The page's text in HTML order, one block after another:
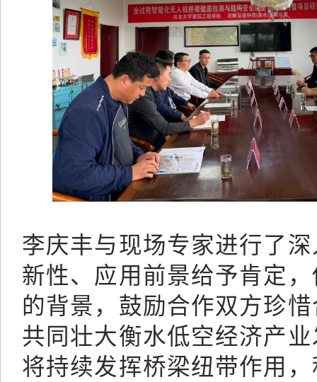
李庆丰与现场专家进行了
新性、应用前景给予肯定
的背景，鼓励合作双方珍
共同壮大衡水低空经济产
将持续发挥桥梁纽带作用